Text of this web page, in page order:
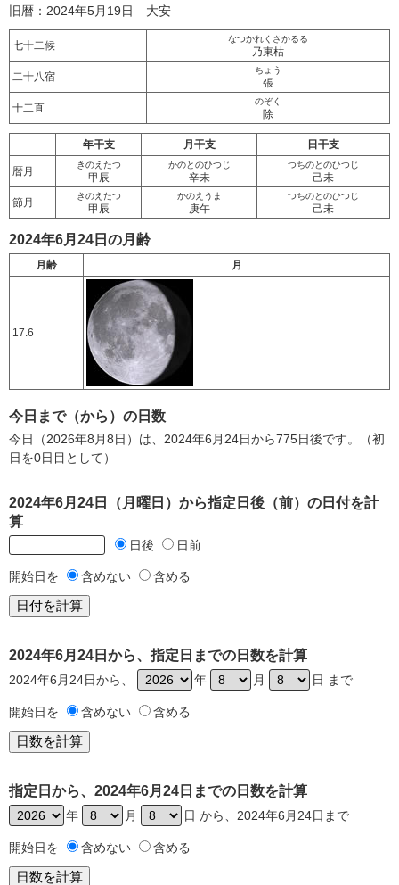
旧暦：2024年5月19日 大安
七十二候
なつかれくさかるる
乃東枯
二十八宿
ちょう
張
十二直
のぞく
除
年干支 月干支 日干支
暦月
きのえたつ
甲辰
かのとのひつじ
辛未
つちのとのひつじ
己未
節月
きのえたつ
甲辰
かのえうま
庚午
つちのとのひつじ
己未
2024年6月24日の月齢
月齢 月
17.6
今日まで（から）の日数
今日（2026年8月8日）は、2024年6月24日から775日後です。（初
日を0日目として）
2024年6月24日（月曜日）から指定日後（前）の日付を計
算
日後 日前
開始日を 含めない 含める
2024年6月24日から、指定日までの日数を計算
2024年6月24日から、 年 月 日 まで
開始日を 含めない 含める
指定日から、2024年6月24日までの日数を計算
年 月 日 から、2024年6月24日まで
開始日を 含めない 含める